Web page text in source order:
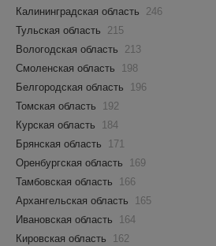
Калининградская область
246
Тульская область
215
Вологодская область
213
Смоленская область
198
Белгородская область
196
Томская область
192
Курская область
184
Брянская область
171
Оренбургская область
169
Тамбовская область
166
Архангельская область
165
Ивановская область
164
Кировская область
162